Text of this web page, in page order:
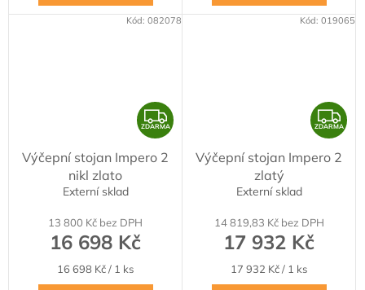
Z
D
A
ZDARMA
Výčepní stojan Impero 2
nikl zlato
Externí sklad
13 800 Kč bez DPH
16 698 Kč
Měrná
cena:
16 698 Kč / 1 ks
Kód: 082078
Z
D
A
ZDARMA
Výčepní stojan Impero 2
zlatý
Externí sklad
14 819,83 Kč bez DPH
17 932 Kč
Měrná
cena:
17 932 Kč / 1 ks
Kód: 019065